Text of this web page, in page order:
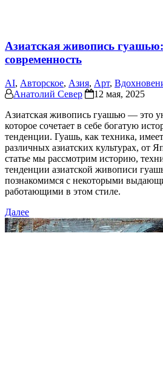
Азиатская живопись
современность
AI, Авторское, Азия, Арт,
Анатолий Север
12 мая, 2025
Азиатская живопись гуашью — это
которое сочетает в себе богатую
тенденции. Гуашь, как техника,
различных азиатских культурах, от
статье мы рассмотрим историю,
тенденции азиатской живописи
познакомимся с некоторыми
работающими в этом стиле.
Далее